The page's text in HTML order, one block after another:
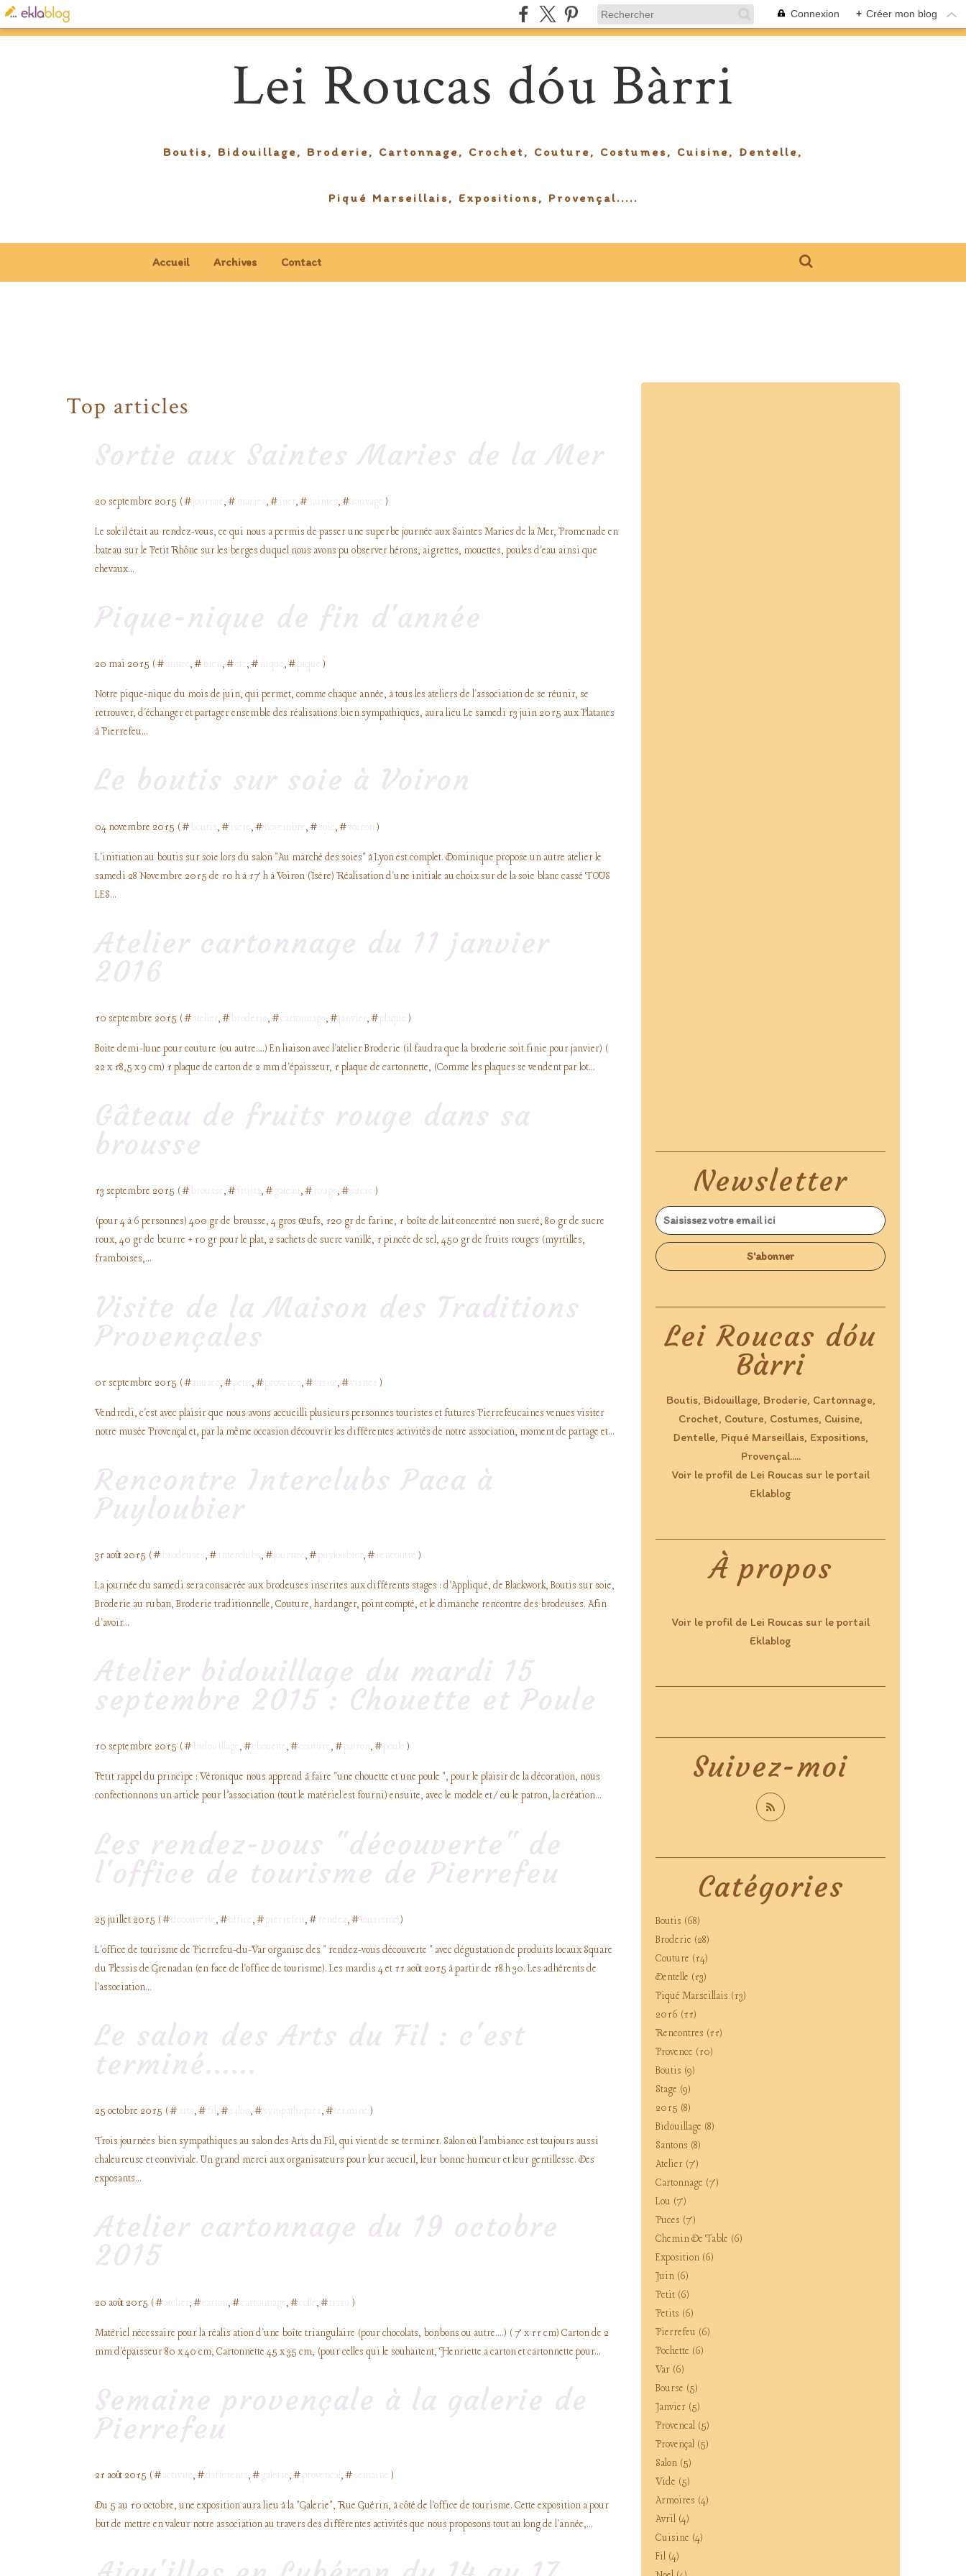
Connexion + Créer mon blog
Lei Roucas dóu Bàrri
Boutis, Bidouillage, Broderie, Cartonnage, Crochet, Couture, Costumes, Cuisine, Dentelle,
Piqué Marseillais, Expositions, Provençal.....
Accueil Archives Contact
Top articles
Sortie aux Saintes Maries de la Mer
20 septembre 2015 ( #journee , # maries, # mer, #saintes, #sauvage )
Le soleil était au rendez-vous, ce qui nous a permis de passer une superbe journée aux Saintes Maries de la Mer, Promenade en
bateau sur le Petit Rhône sur les berges duquel nous avons pu observer hérons, aigrettes, mouettes, poules d'eau ainsi que
chevaux...
Pique-nique de fin d'année
20 mai 2015 ( #annee , # bien, #etc , # nique , #pique )
Notre pique-nique du mois de juin, qui permet, comme chaque année, à tous les ateliers de l'association de se réunir, se
retrouver, d'échanger et partager ensemble des réalisations bien sympathiques, aura lieu Le samedi 13 juin 2015 aux Platanes
à Pierrefeu...
Le boutis sur soie à Voiron
04 novembre 2015 ( # boutis, # isere , # novembre , #soie , #voiron )
L'initiation au boutis sur soie lors du salon "Au marché des soies" à Lyon est complet. Dominique propose un autre atelier le
samedi 28 Novembre 2015 de 10 h à 17 h à Voiron (Isère) Réalisation d'une initiale au choix sur de la soie blanc cassé TOUS
LES...
Atelier cartonnage du 11 janvier
2016
10 septembre 2015 ( #atelier, # broderie , #cartonnage , #janvier, #plaque )
Boite demi-lune pour couture (ou autre....) En liaison avec l'atelier Broderie (il faudra que la broderie soit finie pour janvier) (
22 x 18,5 x 9 cm) 1 plaque de carton de 2 mm d'épaisseur, 1 plaque de cartonnette, (Comme les plaques se vendent par lot...
Gâteau de fruits rouge dans sa
brousse
13 septembre 2015 ( # brousse , # fruits, #gateau, # rouge , #sucre )
(pour 4 à 6 personnes) 400 gr de brousse, 4 gros œufs, 120 gr de farine, 1 boîte de lait concentré non sucré, 80 gr de sucre
roux, 40 gr de beurre + 10 gr pour le plat, 2 sachets de sucre vanillé, 1 pincée de sel, 450 gr de fruits rouges (myrtilles,
framboises,...
Visite de la Maison des Traditions
Provençales
01 septembre 2015 ( # musee , #petit, #provence , #visite , #visites )
Vendredi, c'est avec plaisir que nous avons accueilli plusieurs personnes touristes et futures Pierrefeucaines venues visiter
notre musée Provençal et, par la même occasion découvrir les différentes activités de notre association, moment de partage et...
Rencontre Interclubs Paca à
Puyloubier
31 août 2015 ( # brodeuses, # interclubs, #journee , #puyloubier, # rencontre )
La journée du samedi sera consacrée aux brodeuses inscrites aux différents stages : d'Appliqué, de Blackwork, Boutis sur soie,
Broderie au ruban, Broderie traditionnelle, Couture, hardanger, point compté, et le dimanche rencontre des brodeuses. Afin
d'avoir...
Atelier bidouillage du mardi 15
septembre 2015 : Chouette et Poule
10 septembre 2015 ( # bidouillage , #chouette , #couture , #patron, #poule )
Petit rappel du principe : Véronique nous apprend à faire "une chouette et une poule ", pour le plaisir de la décoration, nous
confectionnons un article pour l’association (tout le matériel est fourni) ensuite, avec le modèle et/ou le patron, la création...
Les rendez-vous "découverte" de
l'office de tourisme de Pierrefeu
25 juillet 2015 ( #decouverte , #office , #pierrefeu, # rendez, #tourisme )
L'office de tourisme de Pierrefeu-du-Var organise des " rendez-vous découverte " avec dégustation de produits locaux Square
du Plessis de Grenadan (en face de l'office de tourisme). Les mardis 4 et 11 août 2015 à partir de 18 h 30. Les adhérents de
l'association...
Le salon des Arts du Fil : c'est
terminé......
25 octobre 2015 ( #arts, # fil, #salon, #sympathiques, #termine )
Trois journées bien sympathiques au salon des Arts du Fil, qui vient de se terminer. Salon où l'ambiance est toujours aussi
chaleureuse et conviviale. Un grand merci aux organisateurs pour leur accueil, leur bonne humeur et leur gentillesse. Des
exposants...
Atelier cartonnage du 19 octobre
2015
20 août 2015 ( #atelier, #carton, #cartonnage , #colle , #tissu )
Matériel nécessaire pour la réalis ation d'une boîte triangulaire (pour chocolats, bonbons ou autre....) ( 7 x 11 cm) Carton de 2
mm d'épaisseur 80 x 40 cm, Cartonnette 45 x 35 cm, (pour celles qui le souhaitent, Henriette a carton et cartonnette pour...
Semaine provençale à la galerie de
Pierrefeu
21 août 2015 ( #activite , #differents, #galerie , #provencal, #semaine )
Du 5 au 10 octobre, une exposition aura lieu à la "Galerie", Rue Guérin, à côté de l'office de tourisme. Cette exposition a pour
but de mettre en valeur notre association au travers des différentes activités que nous proposons tout au long de l'année,...
Newsletter
Catégories
Boutis (68)
Broderie (28)
Couture (14)
Dentelle (13)
Piqué Marseillais (13)
2016 (11)
Rencontres (11)
Provence (10)
Boutis (9)
Stage (9)
2015 (8)
Bidouillage (8)
Santons (8)
Atelier (7)
Cartonnage (7)
Lou (7)
Puces (7)
Chemin De Table (6)
Exposition (6)
Juin (6)
Petit (6)
Petits (6)
Pierrefeu (6)
Pochette (6)
Var (6)
Bourse (5)
Janvier (5)
Provencal (5)
Provençal (5)
Salon (5)
Vide (5)
Armoires (4)
Avril (4)
Cuisine (4)
Fil (4)
Lei Roucas dóu
Bàrri
Boutis, Bidouillage, Broderie, Cartonnage,
Crochet, Couture, Costumes, Cuisine,
Dentelle, Piqué Marseillais, Expositions,
Provençal.....
Voir le profil de Lei Roucassur le portail
Eklablog
Suivez-moi
À propos
Voir le profil de Lei Roucassur le portail
Eklablog